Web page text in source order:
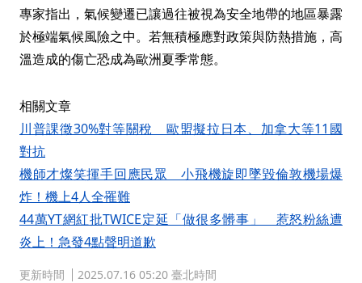
專家指出，氣候變遷已讓過往被視為安全地帶的地區暴露
於極端氣候風險之中。若無積極應對政策與防熱措施，高
溫造成的傷亡恐成為歐洲夏季常態。
相關文章
川普課徵30%對等關稅 歐盟擬拉日本、加拿大等11國
對抗
機師才燦笑揮手回應民眾 小飛機旋即墜毀倫敦機場爆
炸！機上4人全罹難
44萬YT網紅批TWICE定延「做很多髒事」 惹怒粉絲遭
炎上！急發4點聲明道歉
更新時間 2025.07.16 05:20 臺北時間